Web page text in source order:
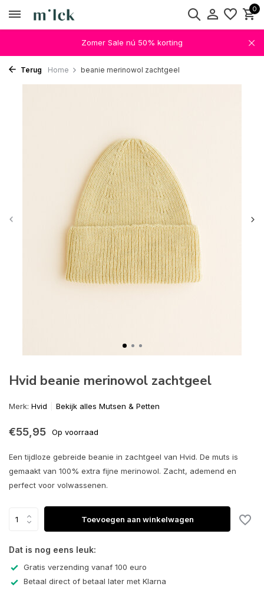
0
Zomer Sale nú 50% korting
Terug Home beanie merinowol zachtgeel
Hvid beanie merinowol zachtgeel
Merk: Hvid Bekijk alles Mutsen & Petten
€55,95 Op voorraad
Een tijdloze gebreide beanie in zachtgeel van Hvid. De muts is
gemaakt van 100% extra fijne merinowol. Zacht, ademend en
perfect voor volwassenen.
Toevoegen aan winkelwagen
Dat is nog eens leuk:
Gratis verzending vanaf 100 euro
Betaal direct of betaal later met Klarna